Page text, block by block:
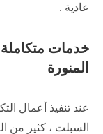
عادية .
خدمات متكاملة
المنورة
عند تنفيذ أعمال
السبلت ، كثير من